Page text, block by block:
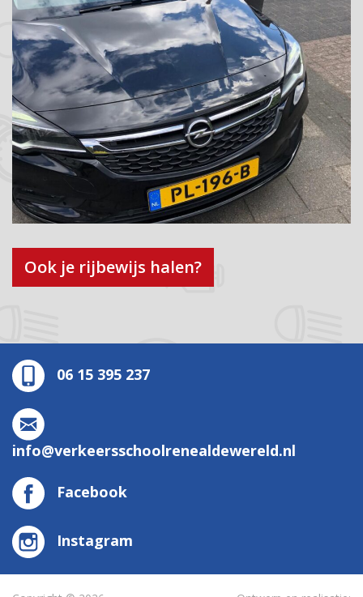
Ook je rijbewijs halen?
06 15 395 237
info@verkeersschoolrenealdewereld.nl
Facebook
Instagram